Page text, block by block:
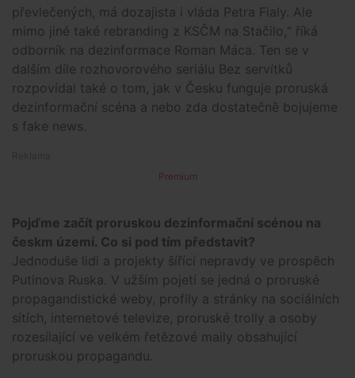
převlečených, má dozajista i vláda Petra Fialy. Ale
mimo jiné také rebranding z KSČM na Stačilo,“ říká
odborník na dezinformace Roman Máca. Ten se v
dalším díle rozhovorového seriálu Bez servítků
rozpovídal také o tom, jak v Česku funguje proruská
dezinformační scéna a nebo zda dostatečně bojujeme
s fake news.
Premium
Pojďme začít proruskou dezinformační scénou na
českm území. Co si pod tím představit?
Jednoduše lidi a projekty šířící nepravdy ve prospěch
Putinova Ruska. V užším pojetí se jedná o proruské
propagandistické weby, profily a stránky na sociálních
sítích, internetové televize, proruské trolly a osoby
rozesílající ve velkém řetězové maily obsahující
proruskou propagandu.